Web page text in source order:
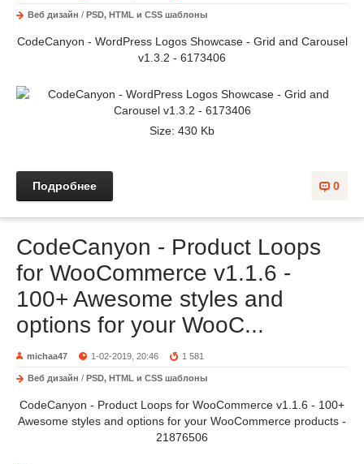
Веб дизайн / PSD, HTML и CSS шаблоны
CodeCanyon - WordPress Logos Showcase - Grid and Carousel
v1.3.2 - 6173406
Size: 430 Kb
0
Подробнее
CodeCanyon - Product Loops
for WooCommerce v1.1.6 -
100+ Awesome styles and
options for your WooC...
michaa47 1-02-2019, 20:46 1 581
Веб дизайн / PSD, HTML и CSS шаблоны
CodeCanyon - Product Loops for WooCommerce v1.1.6 - 100+
Awesome styles and options for your WooCommerce products -
21876506